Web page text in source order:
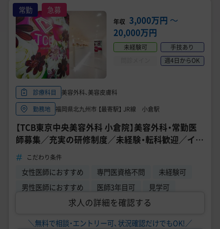
常勤 急募
年収 3,000万円 〜
20,000万円
未経験可
手技あり
週4日からOK
診療科目
美容外科、美容皮膚科
勤務地 福岡県北九州市 【最寄駅】 JR線 小倉駅
【TCB東京中央美容外科 小倉院】美容外科・常勤医
師募集／充実の研修制度／未経験・転科歓迎／イン
センティブ支給あり／年収 3000万円～
こだわり条件
女性医師におすすめ 専門医資格不問
未経験可
男性医師におすすめ
医師3年目可 見学可
求人の詳細を確認する
＼無料で相談・エントリー可、状況確認だけでもOK!／